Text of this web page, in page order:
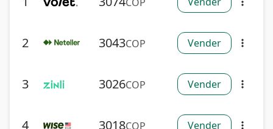
2 3043COP Vender more_vert
3 3026COP Vender more_vert
4 3018COP Vender more_vert